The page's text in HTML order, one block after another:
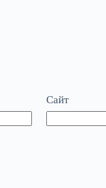
Сайт